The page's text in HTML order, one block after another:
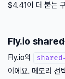
$4.41이 더 붙는
Fly.io
Fly.io의
이에요. 메모리 선